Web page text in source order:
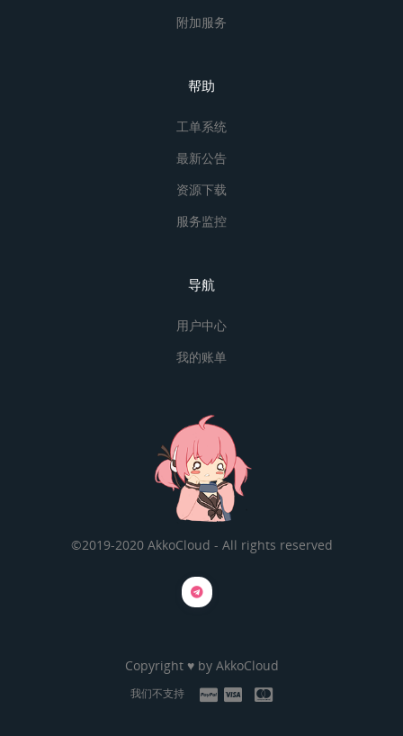
附加服务
帮助
工单系统
最新公告
资源下载
服务监控
导航
用户中心
我的账单
©2019-2020 AkkoCloud - All rights reserved
Copyright ♥ by AkkoCloud
我们不支持